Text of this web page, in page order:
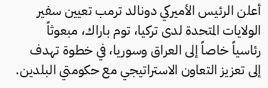
أعلن الرئيس الأميركي دونالد ترمب تعيين سفير
الولايات المتحدة لدى تركيا، توم باراك، مبعوثاً
رئاسياً خاصاً إلى العراق وسوريا، في خطوة تهدف
إلى تعزيز التعاون الاستراتيجي مع حكومتي البلدين.